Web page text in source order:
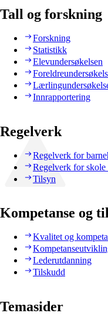
Tall og forskning
Forskning
Statistikk
Elevundersøkelsen
Innrapportering
Regelverk
Regelverk for
Regelverk for
Tilsyn
Kompetanse og
Kvalitet og
Lederutdanning
Tilskudd
Temasider